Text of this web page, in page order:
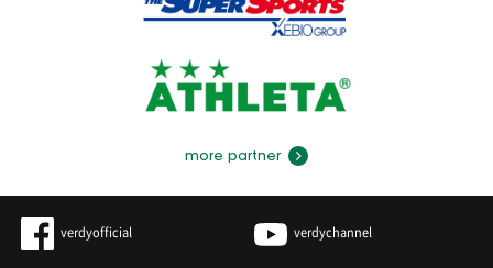
more partner
verdyofficial verdychannel